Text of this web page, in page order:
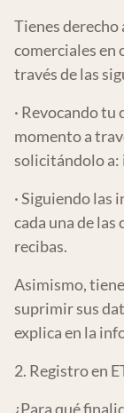
Tienes
comerciales en
través de las
· Revocando
momento a
solicitándolo a:
· Siguiendo las
cada una de
recibas.
Asimismo,
suprimir sus
explica en la
2. Registro en
¿Para qué